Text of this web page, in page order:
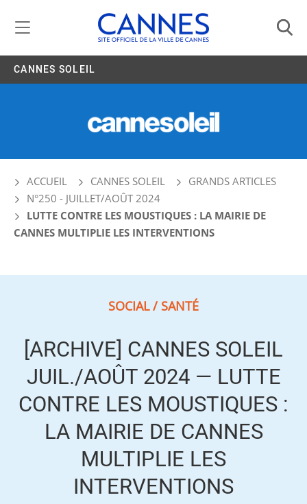
CANNES SOLEIL
ACCUEIL CANNES SOLEIL
GRANDS ARTICLES
N°250 - JUILLET/AOÛT 2024
LUTTE CONTRE LES MOUSTIQUES : LA MAIRIE DE
CANNES MULTIPLIE LES INTERVENTIONS
SOCIAL / SANTÉ
[ARCHIVE] CANNES SOLEIL
JUIL./AOÛT 2024 — LUTTE
CONTRE LES MOUSTIQUES :
LA MAIRIE DE CANNES
MULTIPLIE LES
INTERVENTIONS